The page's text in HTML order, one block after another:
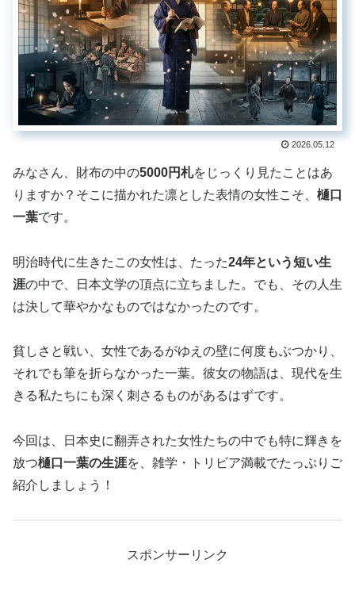
2026.05.12
みなさん、財布の中の5000円札をじっくり見たことはあ
りますか？そこに描かれた凛とした表情の女性こそ、 樋口
一葉です。
明治時代に生きたこの女性は、たった24年という短い生
涯の中で、日本文学の頂点に立ちました。でも、その人生
は決して華やかなものではなかったのです。
貧しさと戦い、女性であるがゆえの壁に何度もぶつかり、
それでも筆を折らなかった一葉。彼女の物語は、現代を生
きる私たちにも深く刺さるものがあるはずです。
今回は、日本史に翻弄された女性たちの中でも特に輝きを
放つ樋口一葉の生涯を、雑学・トリビア満載でたっぷりご
紹介しましょう！
スポンサーリンク